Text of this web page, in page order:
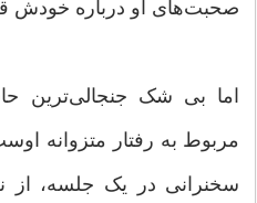
صحبت‌های او درباره خودش
اما بی شک جنجالی‌ترین
مربوط به رفتار متزوانه
سخنرانی در یک جلسه، از